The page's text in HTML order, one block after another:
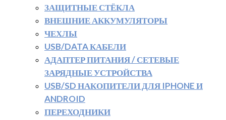
ЗАЩИТНЫЕ СТЁКЛА
ВНЕШНИЕ АККУМУЛЯТОРЫ
ЧЕХЛЫ
USB/DATA КАБЕЛИ
АДАПТЕР ПИТАНИЯ / СЕТЕВЫЕ
ЗАРЯДНЫЕ УСТРОЙСТВА
USB/SD НАКОПИТЕЛИ ДЛЯ IPHONE И
ANDROID
ПЕРЕХОДНИКИ